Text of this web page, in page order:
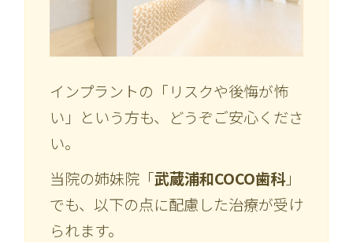
インプラントの「リスクや後悔が怖
い」という方も、どうぞご安心くださ
い。
当院の姉妹院「武蔵浦和COCO歯科」
でも、以下の点に配慮した治療が受け
られます。